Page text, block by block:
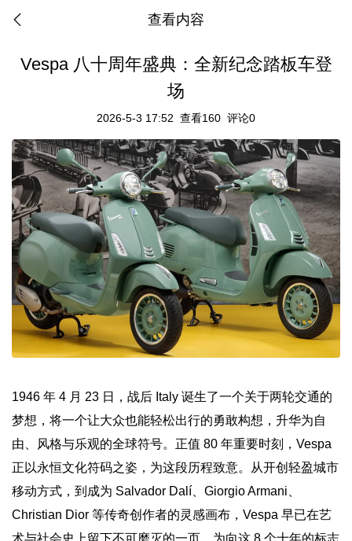
查看内容
Vespa 八十周年盛典：全新纪念踏板车登
场
2026-5-3 17:52 查看160 评论0
1946 年 4 月 23 日，战后 Italy 诞生了一个关于两轮交通的
梦想，将一个让大众也能轻松出行的勇敢构想，升华为自
由、风格与乐观的全球符号。正值 80 年重要时刻，Vespa
正以永恒文化符码之姿，为这段历程致意。从开创轻盈城市
移动方式，到成为 Salvador Dalí、Giorgio Armani、
Christian Dior 等传奇创作者的灵感画布，Vespa 早已在艺